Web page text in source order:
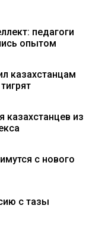
педагоги
опытом
казахстанцам
казахстанцев из
с нового
с тазы